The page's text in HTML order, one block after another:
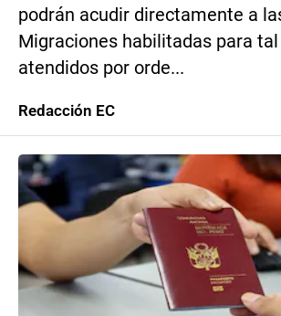
podrán acudir directamente a
Migraciones habilitadas para
atendidos por orde...
Redacción EC